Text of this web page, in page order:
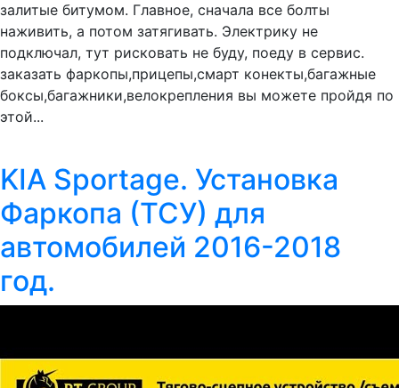
залитые битумом. Главное, сначала все болты
наживить, а потом затягивать. Электрику не
подключал, тут рисковать не буду, поеду в сервис.
заказать фаркопы,прицепы,смарт конекты,багажные
боксы,багажники,велокрепления вы можете пройдя по
этой...
KIA Sportage. Установка
Фаркопа (ТСУ) для
автомобилей 2016-2018
год.